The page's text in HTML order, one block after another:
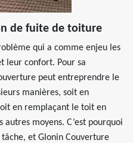
de fuite de toiture
qui a comme enjeu les
leur confort. Pour sa
peut entreprendre le
manières, soit en
en remplaçant le toit en
moyens. C’est pourquoi
et Glonin Couverture